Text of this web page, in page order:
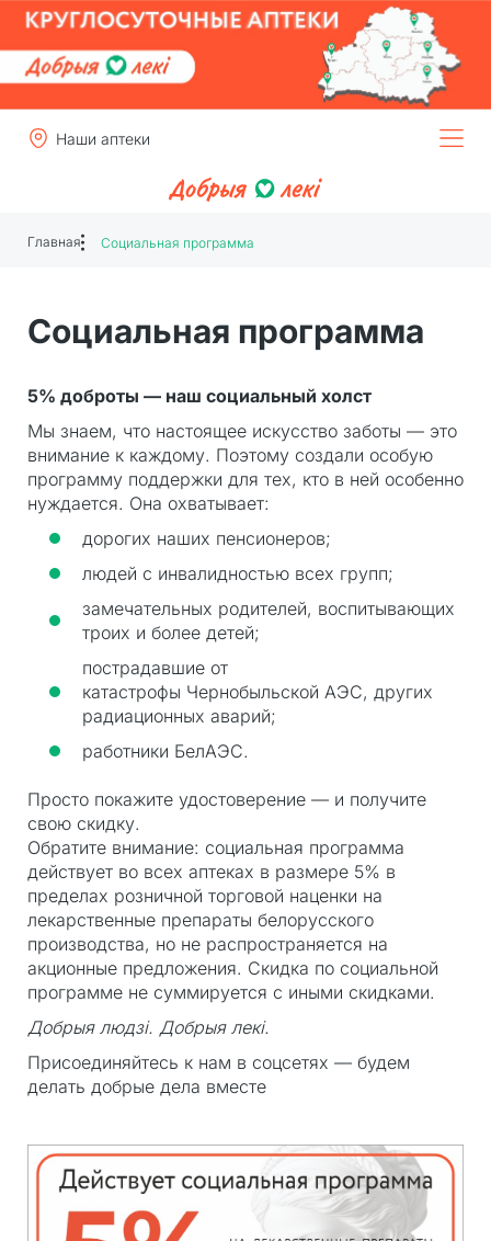
Наши аптеки
Главная Социальная программа
Социальная программа
5% доброты — наш социальный холст
Мы знаем, что настоящее искусство заботы — это
внимание к каждому. Поэтому создали особую
программу поддержки для тех, кто в ней особенно
нуждается. Она охватывает:
дорогих наших пенсионеров;
людей с инвалидностью всех групп;
замечательных родителей, воспитывающих
троих и более детей;
пострадавшие от
катастрофы Чернобыльской АЭС, других
радиационных аварий;
работники БелАЭС.
Просто покажите удостоверение — и получите
свою скидку.
Обратите внимание: социальная программа
действует во всех аптеках в размере 5% в
пределах розничной торговой наценки на
лекарственные препараты белорусского
производства, но не распространяется на
акционные предложения. Скидка по социальной
программе не суммируется с иными скидками.
Добрыя людзi. Добрыя лекi.
Присоединяйтесь к нам в соцсетях — будем
делать добрые дела вместе